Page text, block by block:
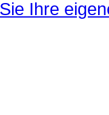
Ihre